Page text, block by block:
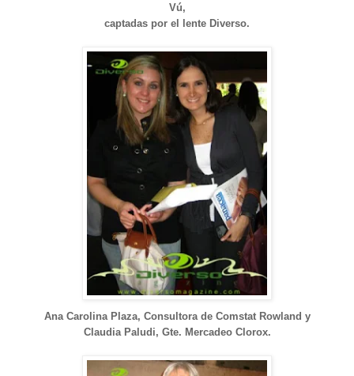
Vú,
captadas por el lente Diverso.
Ana Carolina Plaza, Consultora de Comstat Rowland y
Claudia Paludi, Gte. Mercadeo Clorox.